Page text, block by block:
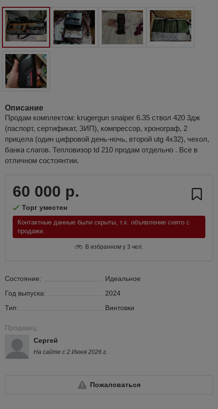
Описание
Продам комплектом: krugergun snaiper 6.35 ствол 420 3дж
(паспорт, сертификат, ЗИП), компрессор, хронограф, 2
прицела (один цифровой день-ночь, второй utg 4x32), чехол,
банка слагов. Тепловизор td 210 продам отдельно . Все в
отличном состоянтии.
60 000 р.
Торг уместен
Контактные данные были скрыты, т.к. объявление снято с
продажи.
В избранном у 3 чел.
Состояние:
Идеальное
Год выпуска:
2024
Тип:
Винтовки
Продавец:
Сергей
На сайте с 2 Июня 2026 г.
Пожаловаться